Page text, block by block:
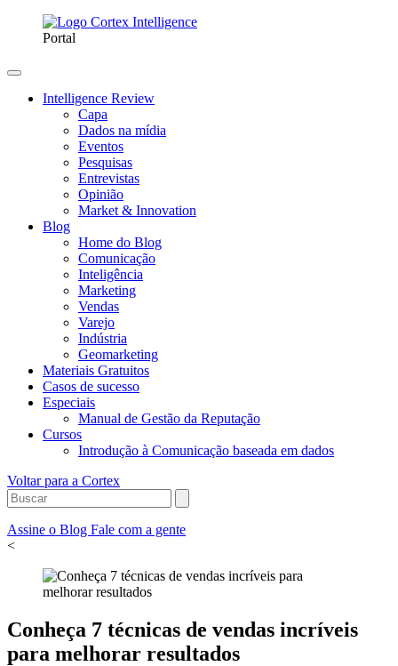
Portal
Intelligence Review
Capa
Dados na mídia
Eventos
Pesquisas
Entrevistas
Opinião
Market & Innovation
Blog
Home do Blog
Comunicação
Inteligência
Marketing
Vendas
Varejo
Indústria
Geomarketing
Materiais Gratuitos
Casos de sucesso
Especiais
Manual de Gestão da Reputação
Cursos
Introdução à Comunicação baseada em dados
Voltar para a Cortex
Assine o Blog Fale com a gente
<
Conheça 7 técnicas de vendas incríveis
para melhorar resultados